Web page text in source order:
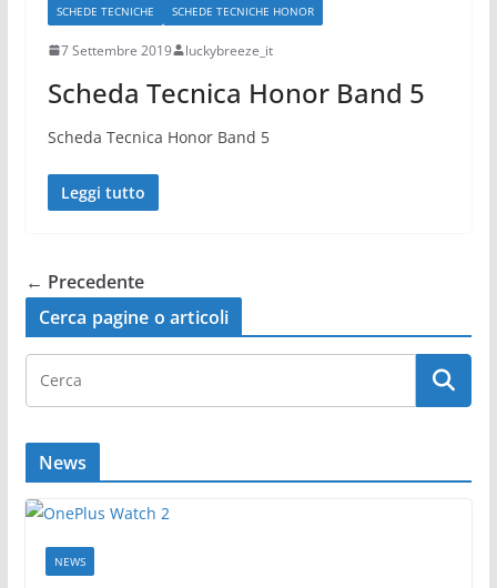
SCHEDE TECNICHE SCHEDE TECNICHE HONOR
7 Settembre 2019 luckybreeze_it
Scheda Tecnica Honor Band 5
Scheda Tecnica Honor Band 5
Leggi tutto
← Precedente
Cerca pagine o articoli
News
NEWS